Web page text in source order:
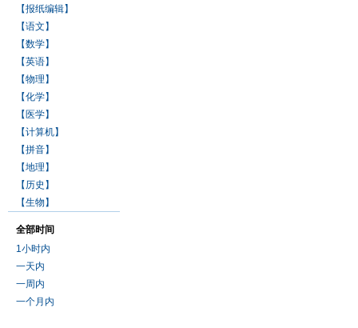
【报纸编辑】
【语文】
【数学】
【英语】
【物理】
【化学】
【医学】
【计算机】
【拼音】
【地理】
【历史】
【生物】
全部时间
1小时内
一天内
一周内
一个月内